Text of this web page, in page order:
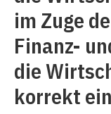
im Zuge
Finanz-
die
korrekt